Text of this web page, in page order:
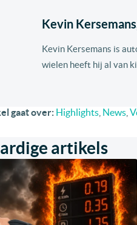
Kevin
Kevin Kersemans is
wielen heeft hij al van
gaat over: Highlights News
artikels